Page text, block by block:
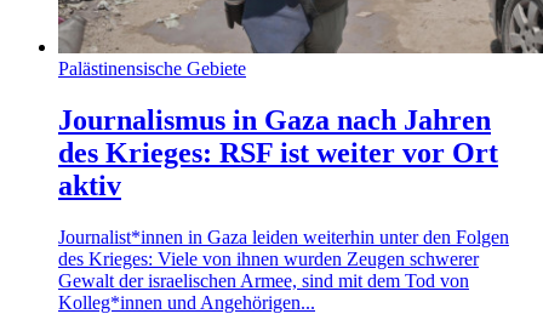
Palästinensische Gebiete
Journalismus in Gaza nach Jahren
des Krieges: RSF ist weiter vor Ort
aktiv
Journalist*innen in Gaza leiden weiterhin unter den Folgen
des Krieges: Viele von ihnen wurden Zeugen schwerer
Gewalt der israelischen Armee, sind mit dem Tod von
Kolleg*innen und Angehörigen...